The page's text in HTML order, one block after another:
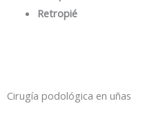
Retropié
Cirugía podológica en uñas